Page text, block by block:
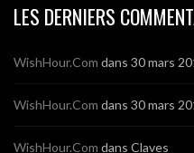
LES DERNIERS
WishHour.Com dans 30 mars
WishHour.Com dans 30 mars
WishHour.Com dans Claves